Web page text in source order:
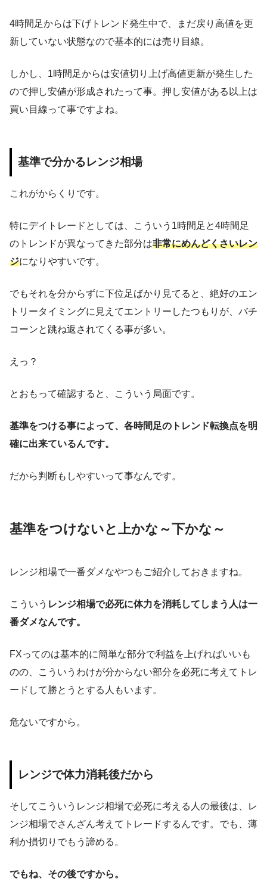
4時間足からは下げトレンド発生中で、まだ戻り高値を更
新していない状態なので基本的には売り目線。
しかし、1時間足からは安値切り上げ高値更新が発生した
ので押し安値が形成されたって事。押し安値がある以上は
買い目線って事ですよね。
基準で分かるレンジ相場
これがからくりです。
特にデイトレードとしては、こういう1時間足と4時間足
のトレンドが異なってきた部分は非常にめんどくさいレン
ジになりやすいです。
でもそれを分からずに下位足ばかり見てると、絶好のエン
トリータイミングに見えてエントリーしたつもりが、バチ
コーンと跳ね返されてくる事が多い。
えっ？
とおもって確認すると、こういう局面です。
基準をつける事によって、各時間足のトレンド転換点を明
確に出来ているんです。
だから判断もしやすいって事なんです。
基準をつけないと上かな～下かな～
レンジ相場で一番ダメなやつもご紹介しておきますね。
こういう レンジ相場で必死に体力を消耗してしまう人は一
番ダメなんです。
FXってのは基本的に簡単な部分で利益を上げればいいも
のの、こういうわけが分からない部分を必死に考えてトレ
ードして勝とうとする人もいます。
危ないですから。
レンジで体力消耗後だから
そしてこういうレンジ相場で必死に考える人の最後は、レ
ンジ相場でさんざん考えてトレードするんです。でも、薄
利か損切りでもう諦める。
でもね、その後ですから。